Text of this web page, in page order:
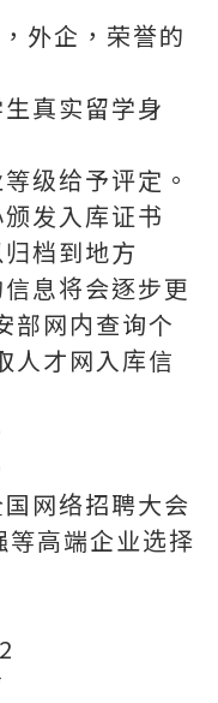
外企，荣誉的
真实留学身
级给予评定。
发入库证书
档到地方
息将会逐步更
部网内查询个
人才网入库信
网络招聘大会
高端企业选择